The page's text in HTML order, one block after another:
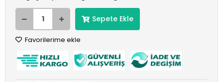
Sepete Ekle
Favorilerime ekle